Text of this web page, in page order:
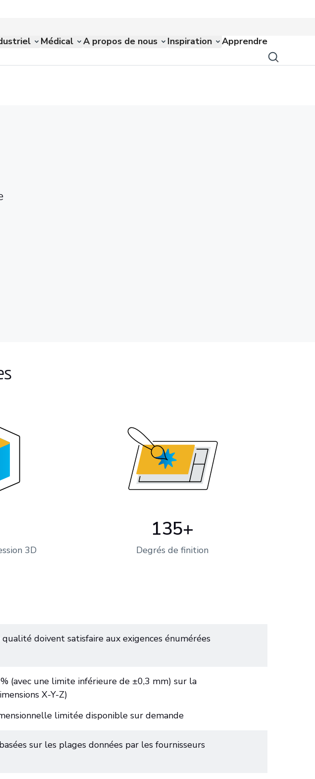
Médical A propos de nous Inspiration Apprendre
3D
135+
Degrés de finition
doivent satisfaire aux exigences énumérées
(avec une limite inférieure de ±0,3 mm) sur la
X-Y-Z)
limitée disponible sur demande
sur les plages données par les fournisseurs